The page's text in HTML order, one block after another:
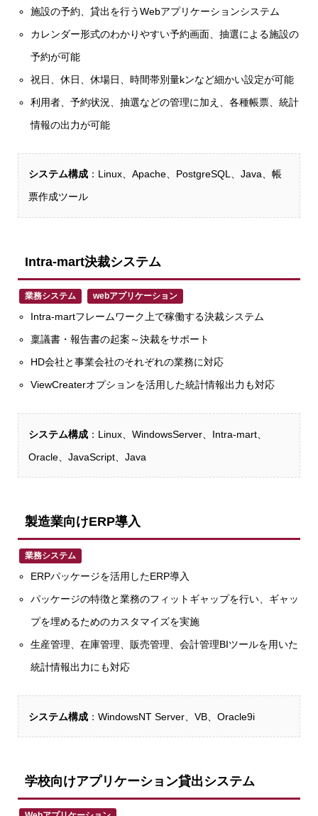
施設の予約、貸出を行うWebアプリケーションシステム
カレンダー形式のわかりやすい予約画面、抽選による施設の
予約が可能
祝日、休日、休場日、時間帯別量kンなど細かい設定が可能
利用者、予約状況、抽選などの管理に加え、各種帳票、統計
情報の出力が可能
システム構成 ：Linux、Apache、PostgreSQL、Java、帳
票作成ツール
Intra-mart決裁システム
業務システム webアプリケーション
Intra-martフレームワーク上で稼働する決裁システム
稟議書・報告書の起案～決裁をサポート
HD会社と事業会社のそれぞれの業務に対応
ViewCreaterオプションを活用した統計情報出力も対応
システム構成 ：Linux、WindowsServer、Intra-mart、
Oracle、JavaScript、Java
製造業向けERP導入
業務システム
ERPパッケージを活用したERP導入
パッケージの特徴と業務のフィットギャップを行い、ギャッ
プを埋めるためのカスタマイズを実施
生産管理、在庫管理、販売管理、会計管理BIツールを用いた
統計情報出力にも対応
システム構成 ：WindowsNT Server、VB、Oracle9i
学校向けアプリケーション貸出システム